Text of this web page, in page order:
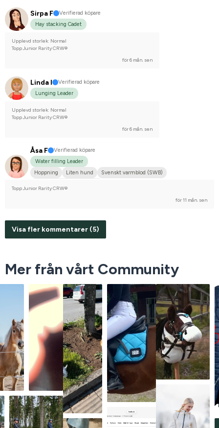
Sirpa F
Verifierad köpare
Hay stacking Cadet
Upplevd storlek: Normal
Topp Junior Rarity CRW®
för 6 mån. sen
Linda I
Verifierad köpare
Lunging Leader
Upplevd storlek: Normal
Topp Junior Rarity CRW®
för 6 mån. sen
Åsa F
Verifierad köpare
Water filling Leader
Hoppning
Liten hund
Svenskt varmblod (SWB)
Topp Junior Rarity CRW®
för 11 mån. sen
Visa fler kommentarer (5)
Mer från vårt Community